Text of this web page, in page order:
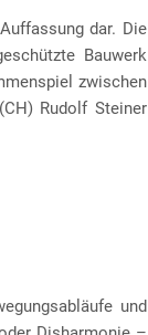
dar. Die
Bauwerk
zwischen
Rudolf Steiner
und